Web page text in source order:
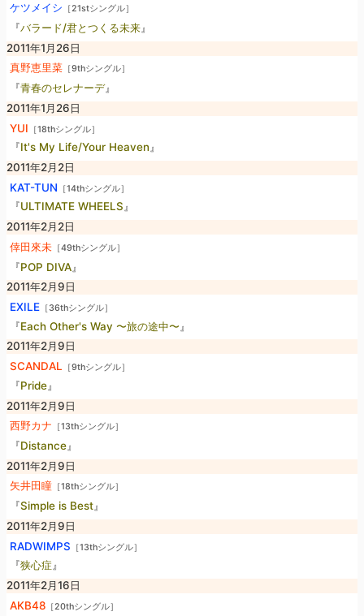
ケツメイシ
［21stシングル］
『バラード/君とつくる未来』
2011年1月26日
真野恵里菜 ［9thシングル］
『青春のセレナーデ』
2011年1月26日
YUI
［18thシングル］
『It's My Life/Your Heaven』
2011年2月2日
KAT-TUN
［14thシングル］
『ULTIMATE WHEELS』
2011年2月2日
倖田來未 ［49thシングル］
『POP DIVA』
2011年2月9日
EXILE ［36thシングル］
『Each Other's Way 〜旅の途中〜』
2011年2月9日
SCANDAL
［9thシングル］
『Pride』
2011年2月9日
西野カナ
［13thシングル］
『Distance』
2011年2月9日
矢井田瞳 ［18thシングル］
『Simple is Best』
2011年2月9日
RADWIMPS
［13thシングル］
『狭心症』
2011年2月16日
AKB48 ［20thシングル］